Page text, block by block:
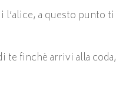
a questo punto ti
te finchè arrivi alla coda,